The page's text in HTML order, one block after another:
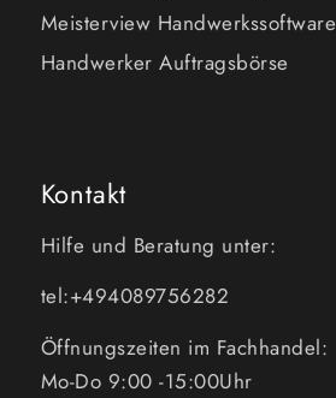
Meisterview Handwerkssoftware
Handwerker Auftragsbörse
Kontakt
Hilfe und Beratung unter:
tel:+494089756282
Öffnungszeiten im Fachhandel:
Mo-Do 9:00 -15:00Uhr